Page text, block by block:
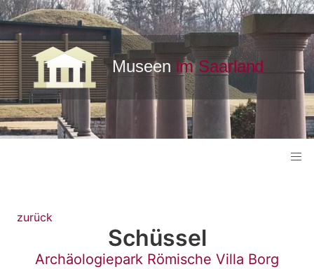
zurück
Schüssel
Archäologiepark Römische Villa Borg